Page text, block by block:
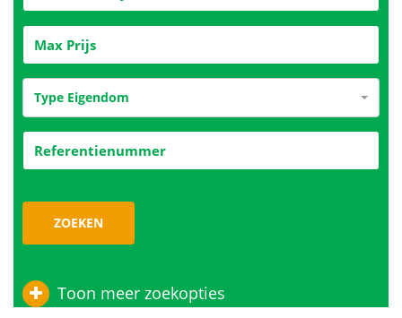
Type Eigendom
ZOEKEN
Toon meer zoekopties